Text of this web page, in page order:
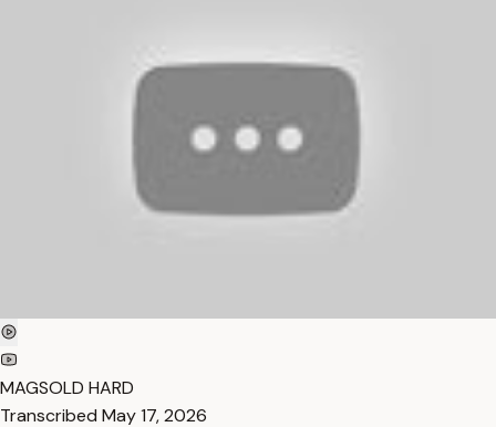
MAGSOLD HARD
Transcribed May 17, 2026